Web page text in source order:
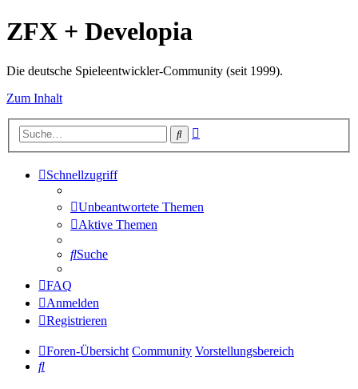
ZFX + Developia
Die deutsche Spieleentwickler-Community (seit 1999).
Zum Inhalt
Suche
Schnellzugriff
Unbeantwortete Themen
Aktive Themen
Suche
FAQ
Anmelden
Registrieren
Foren-Übersicht Community Vorstellungsbereich
Suche